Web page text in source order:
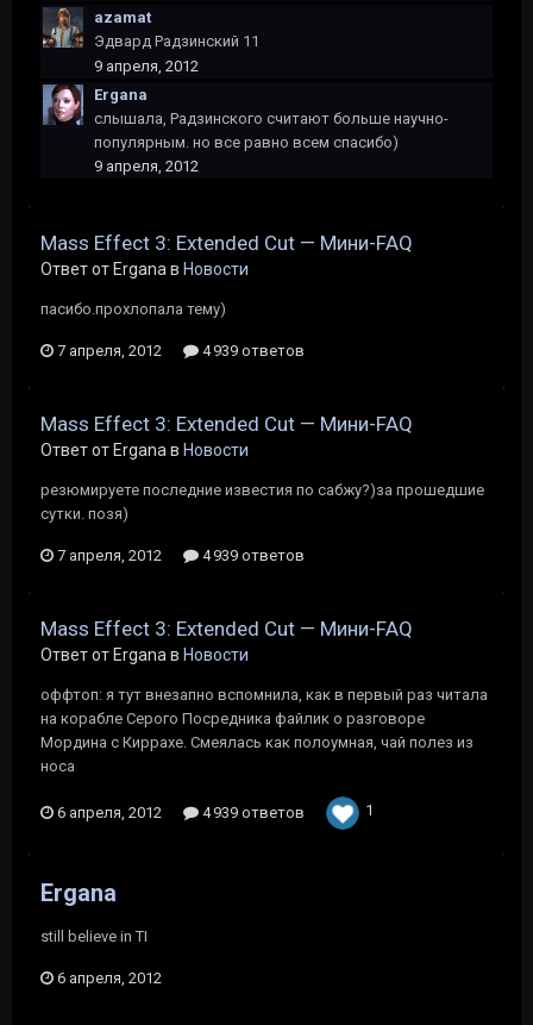
azamat
Эдвард Радзинский 11
9 апреля, 2012
Ergana
слышала, Радзинского считают больше научно-
популярным. но все равно всем спасибо)
9 апреля, 2012
Mass Effect 3: Extended Cut — Мини-FAQ
Ответ от Ergana в Новости
пасибо.прохлопала тему)
7 апреля, 2012 4 939 ответов
Mass Effect 3: Extended Cut — Мини-FAQ
Ответ от Ergana в Новости
резюмируете последние известия по сабжу?)за прошедшие
сутки. позя)
7 апреля, 2012 4 939 ответов
Mass Effect 3: Extended Cut — Мини-FAQ
Ответ от Ergana в Новости
оффтоп: я тут внезапно вспомнила, как в первый раз читала
на корабле Серого Посредника файлик о разговоре
Мордина с Киррахе. Смеялась как полоумная, чай полез из
носа
6 апреля, 2012 4 939 ответов 1
Ergana
still believe in TI
6 апреля, 2012